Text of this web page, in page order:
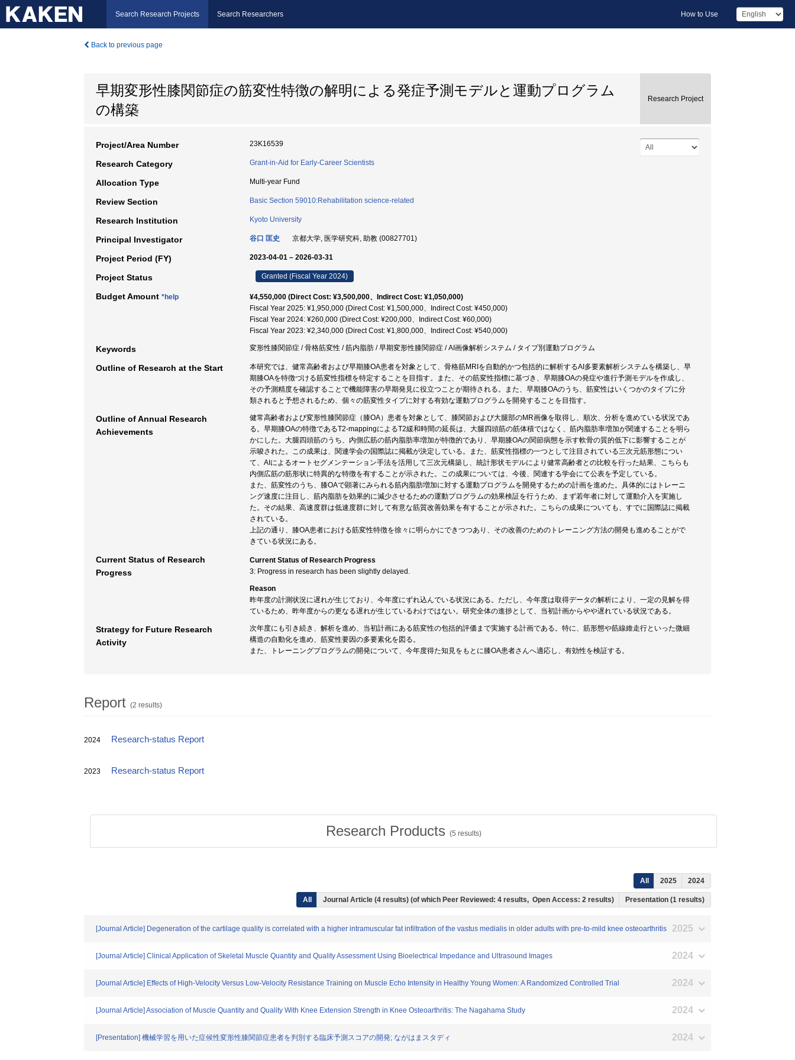
Search Research Projects Search Researchers How to Use
Back to previous page
早期変形性膝関節症の筋変性特徴の解明による発症予測モデルと運動プログラム
の構築
Research Project
Project/Area Number 23K16539
Research Category Grant-in-Aid for Early-Career Scientists
Allocation Type Multi-year Fund
Review Section Basic Section 59010:Rehabilitation science-related
Research Institution Kyoto University
Principal Investigator 谷口 匡史 京都大学, 医学研究科, 助教 (00827701)
Project Period (FY) 2023-04-01 – 2026-03-31
Project Status Granted (Fiscal Year 2024)
Budget Amount *help
¥4,550,000 (Direct Cost: ¥3,500,000、Indirect Cost: ¥1,050,000)
Fiscal Year 2025: ¥1,950,000 (Direct Cost: ¥1,500,000、Indirect Cost: ¥450,000)
Fiscal Year 2024: ¥260,000 (Direct Cost: ¥200,000、Indirect Cost: ¥60,000)
Fiscal Year 2023: ¥2,340,000 (Direct Cost: ¥1,800,000、Indirect Cost: ¥540,000)
Keywords 変形性膝関節症 / 骨格筋変性 / 筋内脂肪 / 早期変形性膝関節症 / AI画像解析システム / タイプ別運動プログラム
Outline of Research at the Start
本研究では、健常高齢者および早期膝OA患者を対象として、骨格筋MRIを自動的かつ包括的に解析するAI多要素解析システムを構築し、早
期膝OAを特徴づける筋変性指標を特定することを目指す。また、その筋変性指標に基づき、早期膝OAの発症や進行予測モデルを作成し、
その予測精度を確認することで機能障害の早期発見に役立つことが期待される。また、早期膝OAのうち、筋変性はいくつかのタイプに分
類されると予想されるため、個々の筋変性タイプに対する有効な運動プログラムを開発することを目指す。
Outline of Annual Research
Achievements
健常高齢者および変形性膝関節症（膝OA）患者を対象として、膝関節および大腿部のMR画像を取得し、順次、分析を進めている状況であ
る。早期膝OAの特徴であるT2-mappingによるT2緩和時間の延長は、大腿四頭筋の筋体積ではなく、筋内脂肪率増加が関連することを明ら
かにした。大腿四頭筋のうち、内側広筋の筋内脂肪率増加が特徴的であり、早期膝OAの関節病態を示す軟骨の質的低下に影響することが
示唆された。この成果は、関連学会の国際誌に掲載が決定している。また、筋変性指標の一つとして注目されている三次元筋形態につい
て、AIによるオートセグメンテーション手法を活用して三次元構築し、統計形状モデルにより健常高齢者との比較を行った結果、こちらも
内側広筋の筋形状に特異的な特徴を有することが示された。この成果については、今後、関連する学会にて公表を予定している。
また、筋変性のうち、膝OAで顕著にみられる筋内脂肪増加に対する運動プログラムを開発するための計画を進めた。具体的にはトレーニ
ング速度に注目し、筋内脂肪を効果的に減少させるための運動プログラムの効果検証を行うため、まず若年者に対して運動介入を実施し
た。その結果、高速度群は低速度群に対して有意な筋質改善効果を有することが示された。こちらの成果についても、すでに国際誌に掲載
されている。
上記の通り、膝OA患者における筋変性特徴を徐々に明らかにできつつあり、その改善のためのトレーニング方法の開発も進めることがで
きている状況にある。
Current Status of Research
Progress
Current Status of Research Progress
3: Progress in research has been slightly delayed.
Reason
昨年度の計測状況に遅れが生じており、今年度にずれ込んでいる状況にある。ただし、今年度は取得データの解析により、一定の見解を得
ているため、昨年度からの更なる遅れが生じているわけではない。研究全体の進捗として、当初計画からやや遅れている状況である。
Strategy for Future Research
Activity
次年度にも引き続き、解析を進め、当初計画にある筋変性の包括的評価まで実施する計画である。特に、筋形態や筋線維走行といった微細
構造の自動化を進め、筋変性要因の多要素化を図る。
また、トレーニングプログラムの開発について、今年度得た知見をもとに膝OA患者さんへ適応し、有効性を検証する。
Report (2 results)
2024 Research-status Report
2023 Research-status Report
Research Products (5 results)
All 2025 2024
All Journal Article (4 results) (of which Peer Reviewed: 4 results, Open Access: 2 results) Presentation (1 results)
[Journal Article] Degeneration of the cartilage quality is correlated with a higher intramuscular fat infiltration of the vastus medialis in older adults with pre-to-mild knee osteoarthritis 2025
[Journal Article] Clinical Application of Skeletal Muscle Quantity and Quality Assessment Using Bioelectrical Impedance and Ultrasound Images 2024
[Journal Article] Effects of High-Velocity Versus Low-Velocity Resistance Training on Muscle Echo Intensity in Healthy Young Women: A Randomized Controlled Trial 2024
[Journal Article] Association of Muscle Quantity and Quality With Knee Extension Strength in Knee Osteoarthritis: The Nagahama Study 2024
[Presentation] 機械学習を用いた症候性変形性膝関節症患者を判別する臨床予測スコアの開発; ながはまスタディ 2024